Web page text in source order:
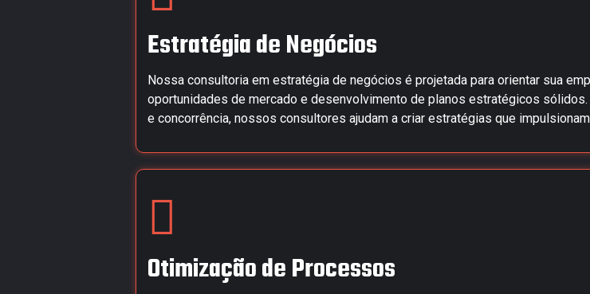
Estratégia de Negócios
Nossa consultoria em estratégia de negócios é projetada para orientar sua
oportunidades de mercado e desenvolvimento de planos estratégicos
e concorrência, nossos consultores ajudam a criar estratégias que
Otimização de Processos